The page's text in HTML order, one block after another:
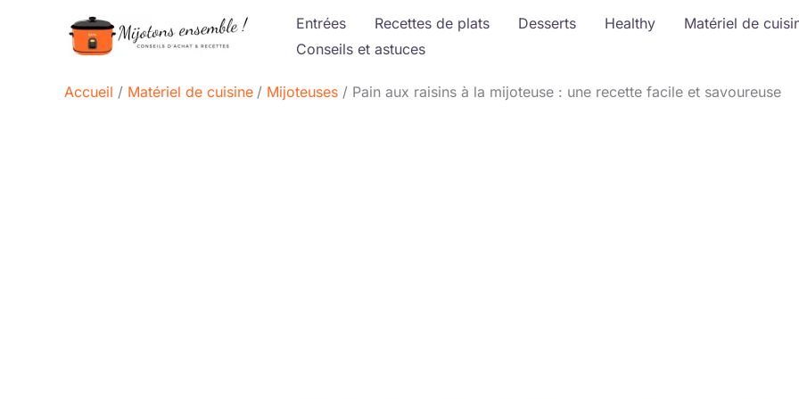
Entrées Recettes de plats Desserts Healthy Matériel de
Conseils et astuces
Accueil Matériel de cuisine Mijoteuses Pain aux raisins à la mijoteuse : une recette facile et savoureuse